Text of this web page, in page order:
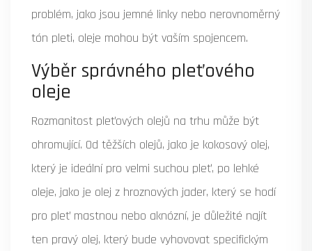
problém, jako jsou jemné linky nebo nerovnoměrný
tón pleti, oleje mohou být vaším spojencem.
Výběr správného pleťového
oleje
Rozmanitost pleťových olejů na trhu může být
ohromující. Od těžších olejů, jako je kokosový olej,
který je ideální pro velmi suchou pleť, po lehké
oleje, jako je olej z hroznových jader, který se hodí
pro pleť mastnou nebo aknózní, je důležité najít
ten pravý olej, který bude vyhovovat specifickým